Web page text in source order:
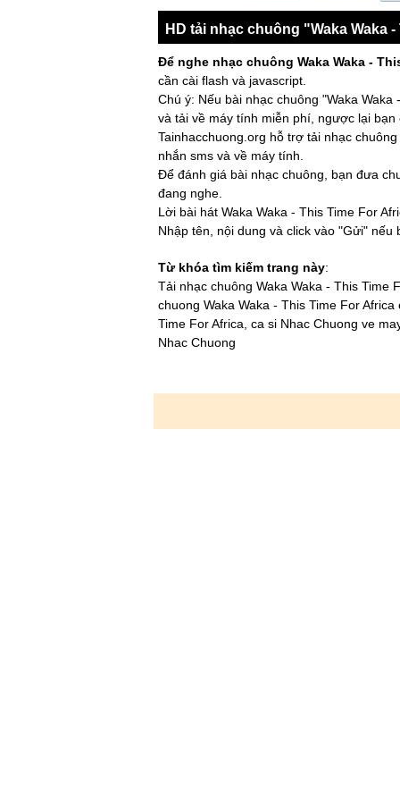
Waƙa Waƙa ℮h ℮h
Ţsamina mina zangal℮wa
Ţsamina mina ℮h ℮h
Waƙa Waƙa ℮h ℮h
Ţsamina mina zangal℮wa
Ţhis tim℮ ƒor Ąƒrica
HD tải nhạc chuông "Waka Waka
Để nghe nhạc chuông Waka Waka -
cần cài flash và javascript.
Chú ý: Nếu bài nhạc chuông "Waka Waka
và tải về máy tính miễn phí, ngược lại bạn
Tainhacchuong.org hỗ trợ tải nhạc
nhắn sms và về máy tính.
Để đánh giá bài nhạc chuông, bạn đưa
đang nghe.
Lời bài hát Waka Waka - This Time For
Nhập tên, nội dung và click vào "Gửi"
Từ khóa tìm kiếm trang này:
Tải nhạc chuông Waka Waka - This Time
chuong Waka Waka - This Time For
Time For Africa, ca si Nhac Chuong ve
Nhac Chuong